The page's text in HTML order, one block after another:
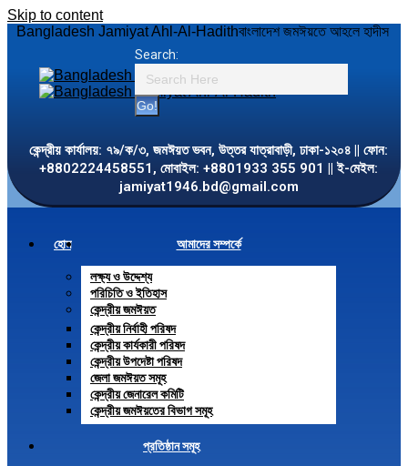
Skip to content
Search:
Bangladesh Jamiyat Ahl-Al-Hadithবাংলাদেশ জমঈয়তে আহলে হাদীস
কেন্দ্রীয় কার্যালয়: ৭৯/ক/৩, জমঈয়ত ভবন, উত্তর যাত্রাবাড়ী, ঢাকা-১২০৪ || ফোন:
+8802224458551, মোবাইল: +8801933 355 901 || ই-মেইল:
jamiyat1946.bd@gmail.com
হোম আমাদের সম্পর্কে
লক্ষ্য ও উদ্দেশ্য
পরিচিতি ও ইতিহাস
কেন্দ্রীয় জমঈয়ত
কেন্দ্রীয় নির্বাহী পরিষদ
কেন্দ্রীয় কার্যকারী পরিষদ
কেন্দ্রীয় উপদেষ্টা পরিষদ
জেলা জমঈয়ত সমূহ
কেন্দ্রীয় জেনারেল কমিটি
কেন্দ্রীয় জমঈয়তের বিভাগ সমূহ
প্রতিষ্ঠান সমূহ